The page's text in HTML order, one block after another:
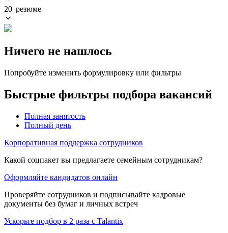
20 резюме
Ничего не нашлось
Попробуйте изменить формулировку или фильтры
Быстрые фильтры подбора вакансий
Полная занятость
Полный день
Корпоративная поддержка сотрудников
Какой соцпакет вы предлагаете семейным сотрудникам?
Оформляйте кандидатов онлайн
Проверяйте сотрудников и подписывайте кадровые
документы без бумаг и личных встреч
Ускорьте подбор в 2 раза с Talantix